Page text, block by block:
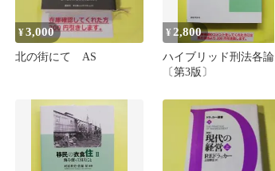
¥3,000
北の街にて AS
¥ 2,800
ハイブリッド刑法各論
〔第3版〕